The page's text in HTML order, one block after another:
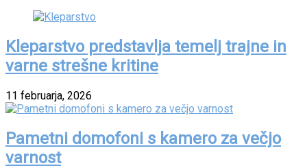
Kleparstvo predstavlja temelj trajne in
varne strešne kritine
11 februarja, 2026
Pametni domofoni s kamero za večjo
varnost